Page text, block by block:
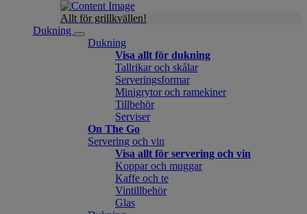
Allt för grillkvällen!
Dukning
Dukning
Visa allt för dukning
Tallrikar och skålar
Serveringsformar
Minigrytor och ramekiner
Tillbehör
Serviser
On The Go
Servering och vin
Visa allt för servering och vin
Koppar och muggar
Kaffe och te
Vintillbehör
Glas